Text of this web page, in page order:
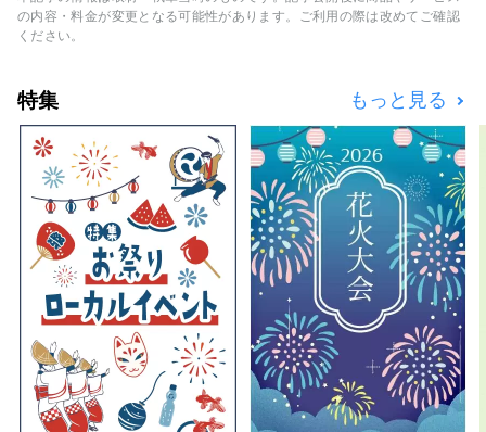
の内容・料金が変更となる可能性があります。ご利用の際は改めてご確認
ください。
特集 もっと見る